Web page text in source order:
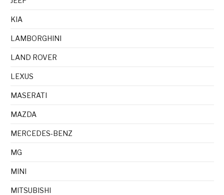
KIA
LAMBORGHINI
LAND ROVER
LEXUS
MASERATI
MAZDA
MERCEDES-BENZ
MG
MINI
MITSUBISHI